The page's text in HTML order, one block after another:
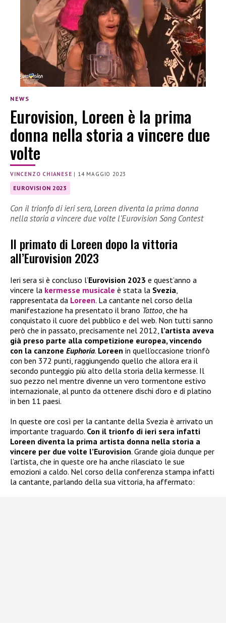
NEWS
Eurovision, Loreen è la prima
donna nella storia a vincere due
volte
VINCENZO CHIANESE | 14 MAGGIO 2023
EUROVISION 2023
Con il trionfo di ieri sera, Loreen diventa la prima donna
nella storia a vincere due volte l’Eurovision Song Contest
Il primato di Loreen dopo la vittoria
all’Eurovision 2023
Ieri sera si è concluso l’Eurovision 2023 e quest’anno a
vincere la kermesse musicale è stata la Svezia
rappresentata da Loreen. La cantante nel corso della
manifestazione ha presentato il brano Tattoo , che ha
conquistato il cuore del pubblico e del web. Non tutti sanno
però che in passato, precisamente nel 2012, l’artista aveva
già preso parte alla competizione europea, vincendo
con la canzone Euphoria. Loreen in quell’occasione trionfò
con ben 372 punti, raggiungendo quello che allora era il
secondo punteggio più alto della storia della kermesse. Il
suo pezzo nel mentre divenne un vero tormentone estivo
internazionale, al punto da ottenere dischi d’oro e di platino
in ben 11 paesi.
In queste ore così per la cantante della Svezia è arrivato un
importante traguardo. Con il trionfo di ieri sera infatti
Loreen diventa la prima artista donna nella storia a
vincere per due volte l’Eurovision. Grande gioia dunque per
l’artista, che in queste ore ha anche rilasciato le sue
emozioni a caldo. Nel corso della conferenza stampa infatti
la cantante, parlando della sua vittoria, ha affermato: